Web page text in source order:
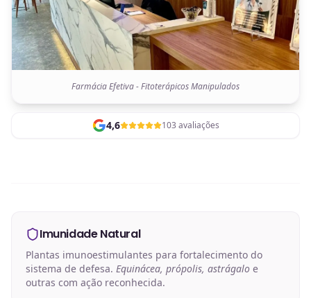
Farmácia Efetiva - Fitoterápicos Manipulados
4,6 103 avaliações
Imunidade Natural
Plantas imunoestimulantes para fortalecimento do
sistema de defesa. Equinácea, própolis, astrágalo e
outras com ação reconhecida.